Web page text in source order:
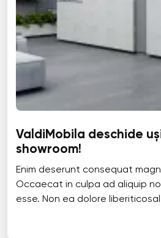
ValdiMobila deschide
showroom!
Enim deserunt consequat
Occaecat in culpa ad aliquip
esse. Non ea dolore